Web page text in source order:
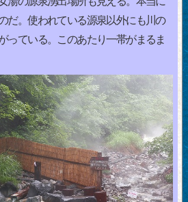
だ。使われている源泉以外にも川の
っている。このあたり一帯がまるま